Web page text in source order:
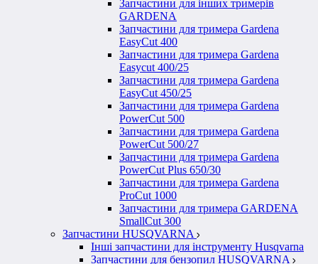
Запчастини для інших тримерів
GARDENA
Запчастини для тримера Gardena
EasyCut 400
Запчастини для тримера Gardena
Easycut 400/25
Запчастини для тримера Gardena
EasyCut 450/25
Запчастини для тримера Gardena
PowerCut 500
Запчастини для тримера Gardena
PowerCut 500/27
Запчастини для тримера Gardena
PowerCut Plus 650/30
Запчастини для тримера Gardena
ProCut 1000
Запчастини для тримера GARDENA
SmallCut 300
Запчастини HUSQVARNA
Інші запчастини для інструменту Husqvarna
Запчастини для бензопил HUSQVARNA